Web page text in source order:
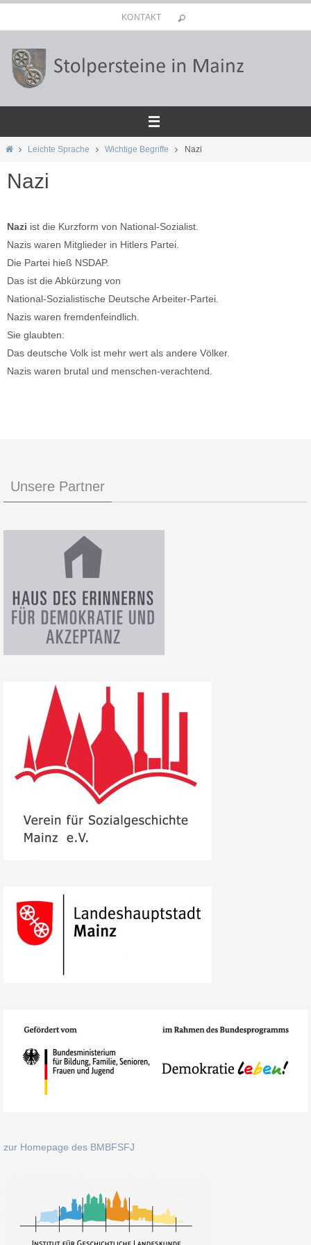
Inhalt
springen
KONTAKT
Start Leichte Sprache Wichtige Begriffe Nazi
Nazi
Nazi ist die Kurzform von National-Sozialist.
Nazis waren Mitglieder in Hitlers Partei.
Die Partei hieß NSDAP.
Das ist die Abkürzung von
National-Sozialistische Deutsche Arbeiter-Partei.
Nazis waren fremdenfeindlich.
Sie glaubten:
Das deutsche Volk ist mehr wert als andere Völker.
Nazis waren brutal und menschen-verachtend.
Unsere Partner
zur Homepage des BMBFSFJ